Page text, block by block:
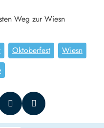
Weg zur Wiesn
Oktoberfest
Wiesn